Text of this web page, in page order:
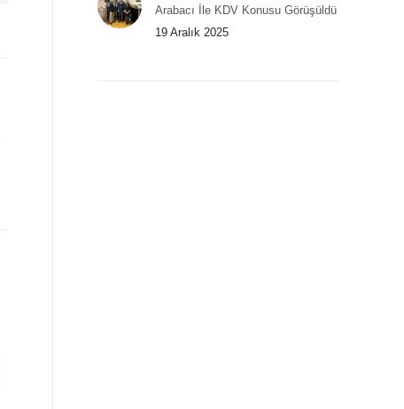
Arabacı İle KDV Konusu Görüşüldü
19 Aralık 2025